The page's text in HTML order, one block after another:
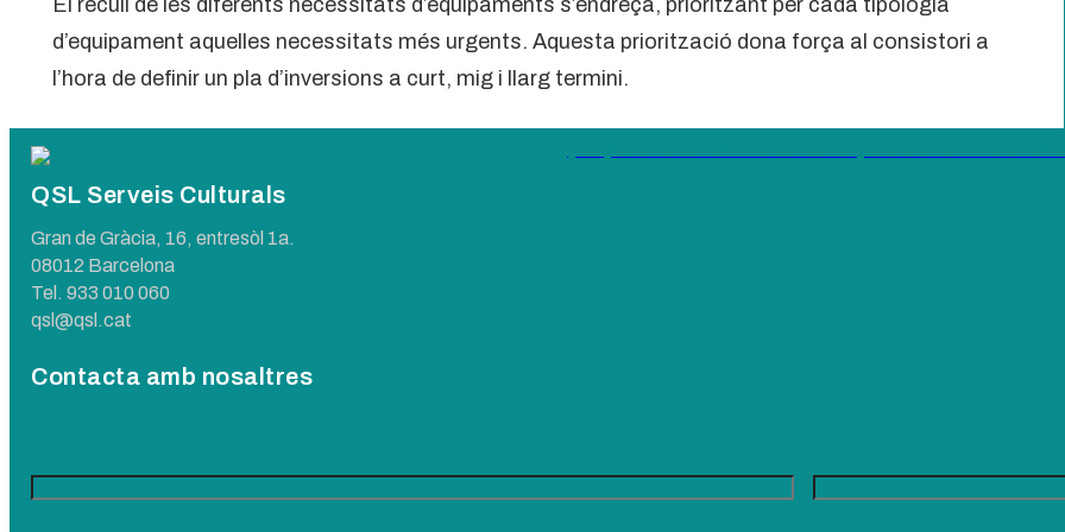
El recull de les diferents necessitats d’equipaments s’endreça, prioritzant per cada tipologia
d’equipament aquelles necessitats més urgents. Aquesta priorització dona força al consistori a
l’hora de definir un pla d’inversions a curt, mig i llarg termini.
QSL Serveis Culturals
Gran de Gràcia, 16, entresòl 1a.
08012 Barcelona
Tel.933 010 060
qsl@qsl.cat
Contacta amb nosaltres